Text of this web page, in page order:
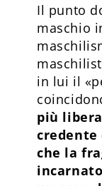
Il punto
maschio
in lui il
più
che la